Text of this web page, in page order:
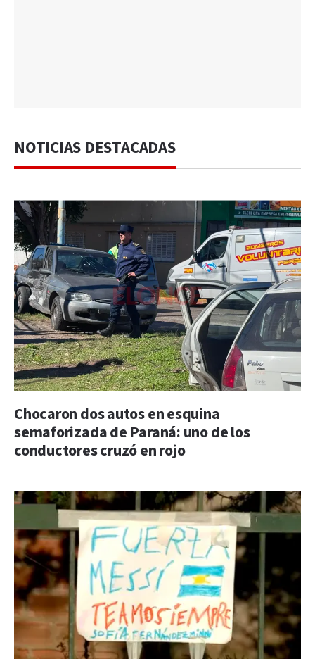
NOTICIAS DESTACADAS
Chocaron dos autos en esquina
semaforizada de Paraná: uno de los
conductores cruzó en rojo